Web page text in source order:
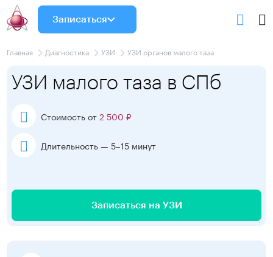
Записаться
Главная Диагностика УЗИ УЗИ органов малого таза
УЗИ малого таза в СПб
Стоимость от2 500 ₽
Длительность — 5–15 минут
Записаться на УЗИ